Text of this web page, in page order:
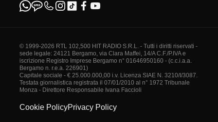
© 1999-2026 RTL 102,500 HIT RADIO S.R.L. - Tutti i diritti riservati -
sede legale: 24121 Bergamo, via Clara Maffei, 14/A C.F./P.IVA e
iscrizione Registro Imprese Bergamo n° 01646950160 - (c.c.i.a.a.
Bergamo n. r.e.a. 226901)
Capitale sociale - € 25.000.000,00 i.v. Licenza SIAE N. 3210/I/3087.
Testata giornalistica registrata il 07/01/2010 al n° 1972 Tribunale
Monza - Direttore Responsabile Ivana Faccioli
Cookie PolicyPrivacy Policy